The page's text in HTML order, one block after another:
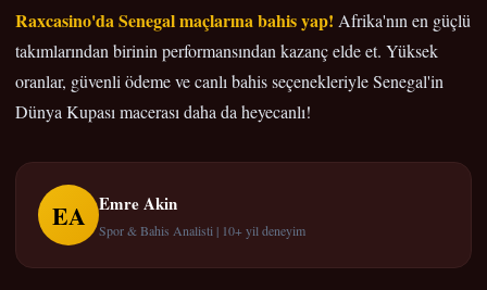
Raxcasino'da Senegal maçlarına bahis yap! Afrika'nın en güçlü
takımlarından birinin performansından kazanç elde et. Yüksek
oranlar, güvenli ödeme ve canlı bahis seçenekleriyle Senegal'in
Dünya Kupası macerası daha da heyecanlı!
EA Emre Akin
Spor & Bahis Analisti | 10+ yil deneyim